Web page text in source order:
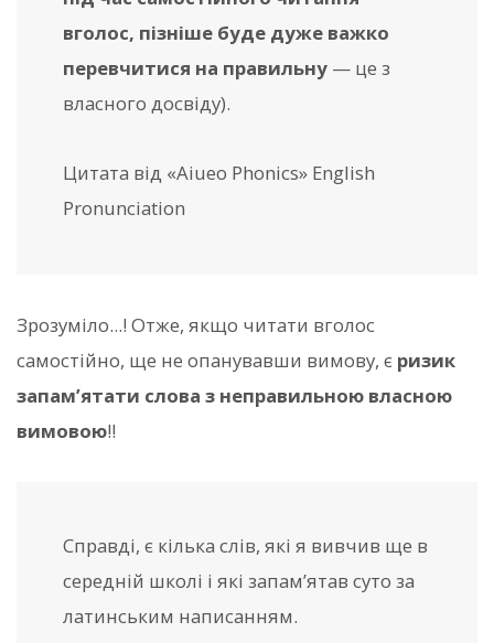
вголос, пізніше буде дуже важко
перевчитися на правильну — це з
власного досвіду).
Цитата від «Aiueo Phonics» English
Pronunciation
Зрозуміло...! Отже, якщо читати вголос
самостійно, ще не опанувавши вимову, є ризик
запам’ятати слова з неправильною власною
вимовою!!
Справді, є кілька слів, які я вивчив ще в
середній школі і які запам’ятав суто за
латинським написанням.